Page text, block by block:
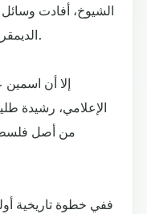
الشيوخ، أفادت وسائل
الديمقراطيين للسيطرة على مجلس النواب.
إلا أن
الإعلامي، رشيدة
من أصل
ففي خطوة تاريخية